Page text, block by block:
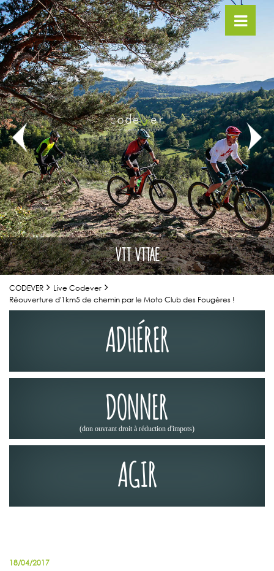
VTT VTTAE
CODEVER
Live Codever
Réouverture d'1km5 de chemin par le Moto Club des Fougères !
ADHÉRER
DONNER
(don ouvrant droit à réduction d'impots)
AGIR
18/04/2017